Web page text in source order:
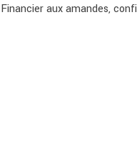
Financier aux amandes,